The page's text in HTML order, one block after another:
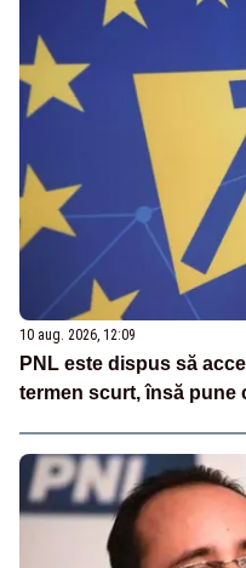
10 aug. 2026, 12:09
PNL este dispus să
termen scurt, însă pune